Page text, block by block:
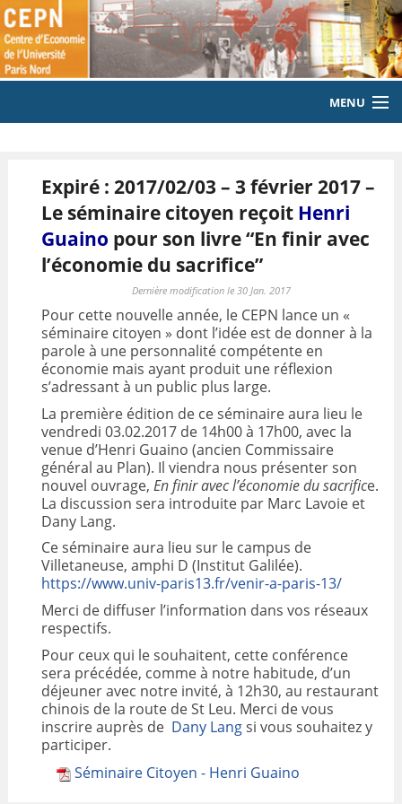
MENU
LE LABORATOIRE
MEMBRES
EQUIPE
EVENEMENTS
LABORATOIRE CITOYEN
VALORISATION
ARCHIVES
Expiré : 2017/02/03 – 3 février 2017 –
Le séminaire citoyen reçoit Henri
Guaino pour son livre “En finir avec
l’économie du sacrifice”
Dernière modification le 30 Jan. 2017
Pour cette nouvelle année, le CEPN lance un «
séminaire citoyen » dont l’idée est de donner à la
parole à une personnalité compétente en
économie mais ayant produit une réflexion
s’adressant à un public plus large.
La première édition de ce séminaire aura lieu le
vendredi 03.02.2017 de 14h00 à 17h00, avec la
venue d’Henri Guaino (ancien Commissaire
général au Plan). Il viendra nous présenter son
nouvel ouvrage, En finir avec l’économie du sacrifice.
La discussion sera introduite par Marc Lavoie et
Dany Lang.
Ce séminaire aura lieu sur le campus de
Villetaneuse, amphi D (Institut Galilée).
https://www.univ-paris13.fr/venir-a-paris-13/
Merci de diffuser l’information dans vos réseaux
respectifs.
Pour ceux qui le souhaitent, cette conférence
sera précédée, comme à notre habitude, d’un
déjeuner avec notre invité, à 12h30, au restaurant
chinois de la route de St Leu. Merci de vous
inscrire auprès de Dany Langsi vous souhaitez y
participer.
Séminaire Citoyen - Henri Guaino